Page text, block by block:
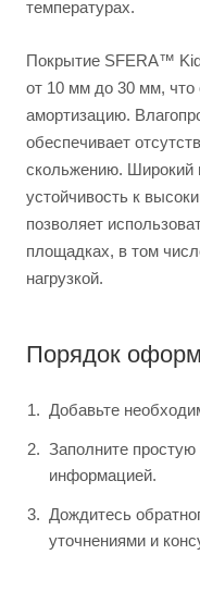
температурах.
Покрытие SFERA™
от 10 мм до 30 мм,
амортизацию.
обеспечивает
скольжению. Широкий
устойчивость к
позволяет
площадках, в том
нагрузкой.
Порядок
Добавьте
Заполните
информацией.
Дождитесь
уточнениями и